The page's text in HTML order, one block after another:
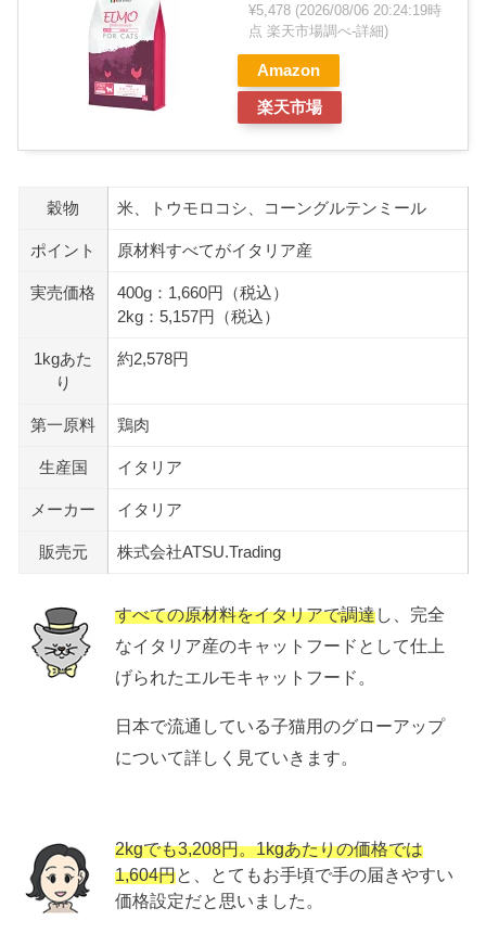
¥5,478 (2026/08/06 20:24:19時
点 楽天市場調べ-詳細)
Amazon
楽天市場
穀物 米、トウモロコシ、コーングルテンミール
ポイント 原材料すべてがイタリア産
実売価格
400g：1,660円（税込）
2kg：5,157円（税込）
1kgあた
り
約2,578円
第一原料 鶏肉
生産国 イタリア
メーカー イタリア
販売元 株式会社ATSU.Trading
すべての原材料をイタリアで調達し、完全
なイタリア産のキャットフードとして仕上
げられたエルモキャットフード。
日本で流通している子猫用のグローアップ
について詳しく見ていきます。
2kgでも3,208円。1kgあたりの価格では
1,604円と、とてもお手頃で手の届きやすい
価格設定だと思いました。